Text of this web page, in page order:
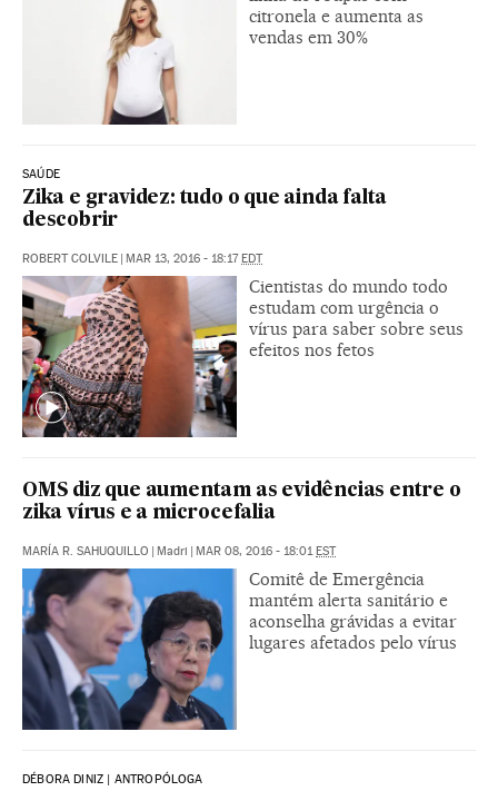
citronela e aumenta as
vendas em 30%
SAÚDE
Zika e gravidez: tudo o que ainda falta
descobrir
ROBERT COLVILE | MAR 13, 2016 - 18:17EDT
Cientistas do mundo todo
estudam com urgência o
vírus para saber sobre seus
efeitos nos fetos
OMS diz que aumentam as evidências entre o
zika vírus e a microcefalia
MARÍA R. SAHUQUILLO | Madri | MAR 08, 2016 - 18:01 EST
Comitê de Emergência
mantém alerta sanitário e
aconselha grávidas a evitar
lugares afetados pelo vírus
DÉBORA DINIZ | ANTROPÓLOGA